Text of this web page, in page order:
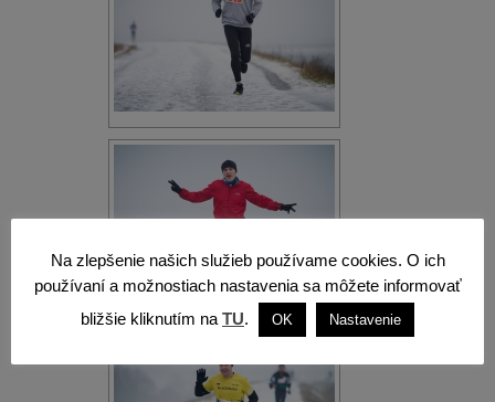
Na zlepšenie našich služieb používame cookies. O ich
používaní a možnostiach nastavenia sa môžete informovať
bližšie kliknutím na TU. OK Nastavenie